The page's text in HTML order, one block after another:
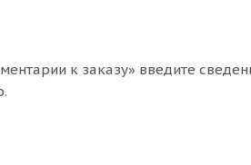
к заказу» введите